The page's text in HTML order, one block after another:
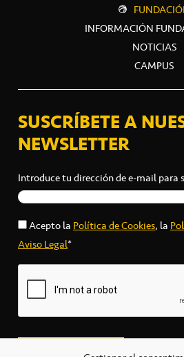
INFORMACIÓN
NOTICIAS
CAMPUS
SUSCRÍBETE A
NEWSLETTER
Introduce tu dirección de e-mail para
Acepto laPolítica de Cookies, la
Aviso Legal*